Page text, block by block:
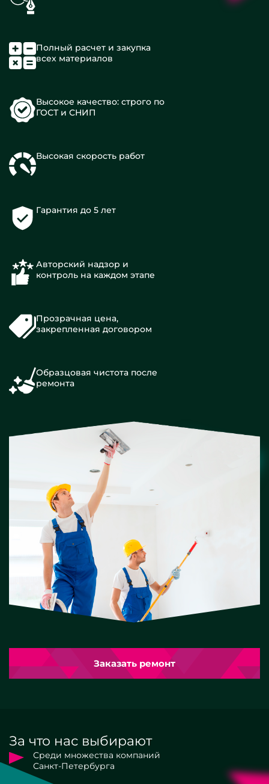
Полный расчет и закупка
всех материалов
Высокое качество: строго по
ГОСТ и СНИП
Высокая скорость работ
Гарантия до 5 лет
Авторский надзор и
контроль на каждом этапе
Прозрачная цена,
закрепленная договором
Образцовая чистота после
ремонта
Заказать ремонт
За что нас выбирают
Среди множества компаний
Санкт-Петербурга